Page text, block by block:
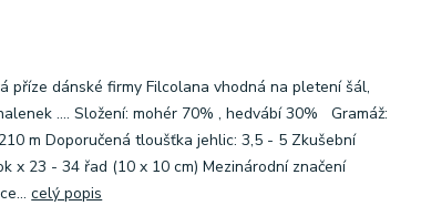
příze dánské firmy Filcolana vhodná na pletení šál,
.... Složení: mohér 70% , hedvábí 30% Gramáž:
m Doporučená tloušťka jehlic: 3,5 - 5 Zkušební
x 23 - 34 řad (10 x 10 cm) Mezinárodní značení
celý popis